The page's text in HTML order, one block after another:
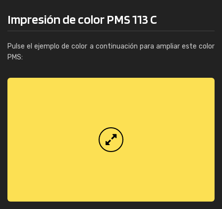
Impresión de color PMS 113 C
Pulse el ejemplo de color a continuación para ampliar este color
PMS: